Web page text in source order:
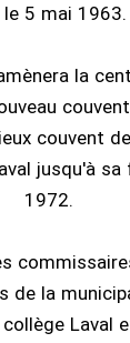
le 5 mai 1963.
la
couvent
jusqu'à sa
1972.
de la
Laval